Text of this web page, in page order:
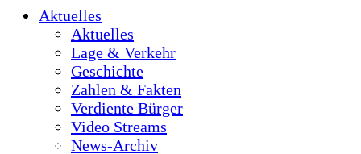
Aktuelles
Aktuelles
Lage & Verkehr
Geschichte
Zahlen & Fakten
Verdiente Bürger
Video Streams
News-Archiv